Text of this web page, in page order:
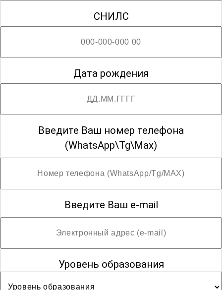
СНИЛС
Дата рождения
Введите Ваш номер телефона
(WhatsApp\Tg\Max)
Введите Ваш e-mail
Уровень образования